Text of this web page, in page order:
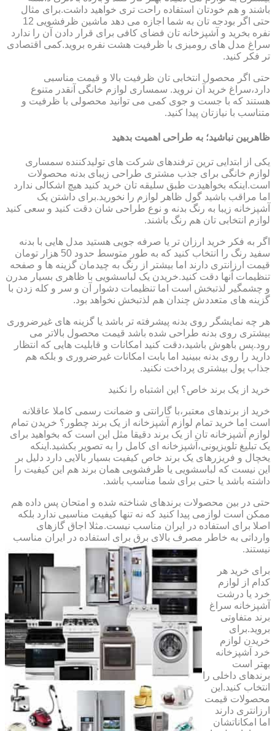
باشند و هم خودتان استفاده راحت تری خواهید داشت.برای مثال
حتی اگر بودجه تان به شما اجازه می دهد ماشین ظرفشویی 12
نفره بخرید و آشپزخانه تان فضای کافی برای قرار دادن آن را ندارد
سراغ مدل های رومیزی با ظرفیت هشت نفره بروید.کمی اقتصادی
تر فکر کنید.
حتی اگر محصول انتخابی تان ظرفیت بالا و قیمت مناسبی
دارد،سراغ خرید آن نروید. سمساری لوازم خانگی آنقدر متنوع
هستند که با جست و جوی کمی می توانید محصولی با ظرفیت و
متناسب با نیازتان پیدا کنید.
ظاهربین نباشید؛ به طراحی اهمیت بدهید
یکی از ابتدایی ترین ترفندهای شرکت های تولیدکننده سمساری
لوازم خانگی برای جذب مشتری طراحی زیبای بدنه محصولات
است.اینکه بخواهیدت طبق سلیقه تان خرید کنید هیچ اشکالی ندارد
اما مراقب باشید گول ظاهر لوازم را نخورید.برای داشتن یک
آشپزخانه زیبا به رنگ بدنه و نوع طراحی شان دقت کنید و سعی کنید
لوازم انتخابی تان هم رنگ باشند.
اگر به فکر خرید ارزان تر یا صرفه جویی هستید مدل هایی با بدنه
سفید رنگ را انتخاب کنید که به طور متوسط حدود 50 هزار تومان
قیمت ارزانتری دارند اما بیشتر از رنگ به چیدمان گزینه ها و صفحه
تنظیمات آنها دقت کنید.خریدن یک لباسشویی با ظاهری بسیار مدرن
و چشمگیر لذتبخش است اما تنظیمات دشوار آن و سر و کله زدن با
گزینه های متعددش چندان هم لذتبخش نخواهد بود.
هر چه نمایشگر روی بدنه پیشرفته تر باشد یا گزینه های غیرضروری
بیشتری روی بدنه طراحی شده باشد قیمت محصول بالاتر می
رود.پس باهوش باشید،دقت کنید امکانات و قابلیت هایی که انتظار
دارید را روی بدنه ببینید اما بابت امکانات غیرضروری و بلکه هم
جذاب پول بیشتری پرداخت نکنید.
خرید از یک برند خاص؟ این اشتباه را نکنید
خرید از برندهای معتبر،با گارانتی و ضمانت رسمی کاملا عاقلانه
است اما خرید تمام لوازم آشپزخانه از یک برند چطور؟ خریدن تمام
لوازم آشپزخانه تان از یک برند دقیقا مثل این است که بخواهید برای
یک تبلیغ تلویزیونی،آشپزخانه ای کامل را به تصویر بکشید.اینکه
یخچال و فریزرهای یک برند خاص کیفیت بسیار بالایی دارد دلیل بر
این نیست که لباسشویی یا ظرفشویی همان برند هم این کیفیت را
داشته باشد یا حتی برای شما مناسب باشد.
حتی در بین محصولات برندهای شناخته شده و امتحان پس داده هم
ممکن است لوازمی پیدا کنید که نه تنها کیفیت مناسبی ندارد بلکه
اصلا برای استفاده در ایران مناسب نیست.مثلا اجاق گازهای
وارداتی به خاطر مصرف بالای برق برای استفاده در ایران مناسب
نیستند.
برای خرید هر
کدام از لوازم
خرد یا درشت
آشپزخانه سراغ
برند متفاوتی
بروید.برای
خریدن لوازم
خرد آشپزخانه
بهتر است
برندهای داخلی را
انتخاب کنید.این
محصولات قیمت
ارزانتری دارند
اما امکاناتشان